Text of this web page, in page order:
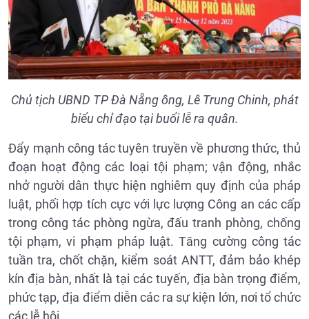
Chủ tịch UBND TP Đà Nẵng ông, Lê Trung Chinh, phát
biểu chỉ đạo tại buổi lễ ra quân.
Đẩy mạnh công tác tuyên truyền về phương thức, thủ
đoạn hoạt động các loại tội phạm; vận động, nhắc
nhở người dân thực hiện nghiêm quy định của pháp
luật, phối hợp tích cực với lực lượng Công an các cấp
trong công tác phòng ngừa, đấu tranh phòng, chống
tội phạm, vi phạm pháp luật. Tăng cường công tác
tuần tra, chốt chặn, kiểm soát ANTT, đảm bảo khép
kín địa bàn, nhất là tại các tuyến, địa bàn trọng điểm,
phức tạp, địa điểm diễn các ra sự kiện lớn, nơi tổ chức
các lễ hội.